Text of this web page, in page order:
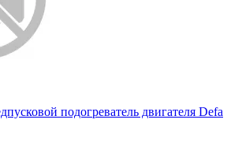
подогреватель двигателя Defa